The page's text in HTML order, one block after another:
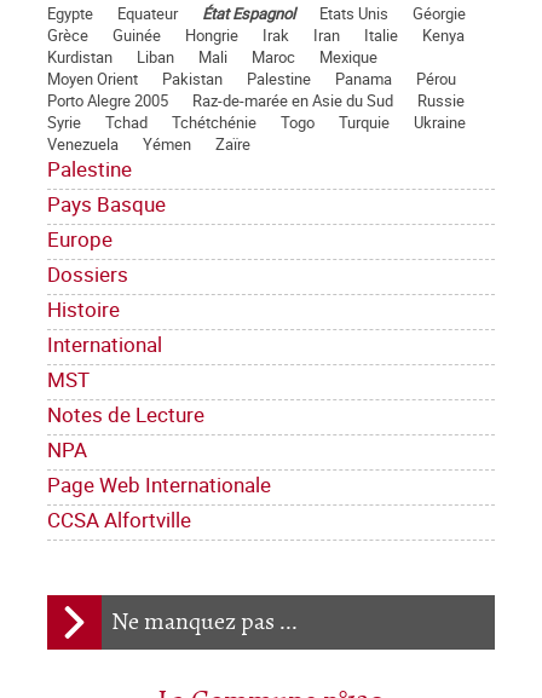
Egypte
Equateur État Espagnol Etats Unis
Géorgie
Grèce
Guinée Hongrie Irak Iran Italie
Kenya
Kurdistan
Liban Mali Maroc
Mexique
Moyen Orient
Pakistan Palestine Panama
Pérou
Porto Alegre 2005
Raz-de-marée en Asie du Sud
Russie
Syrie
Tchad Tchétchénie Togo Turquie
Ukraine
Venezuela
Yémen Zaïre
Palestine
Pays Basque
Europe
Dossiers
Histoire
International
MST
Notes de Lecture
NPA
Page Web Internationale
CCSA Alfortville
Ne manquez pas ...